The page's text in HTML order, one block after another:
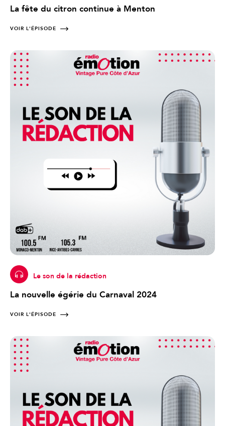
La fête du citron continue à Menton
VOIR L'ÉPISODE
Le son de la rédaction
La nouvelle égérie du Carnaval 2024
VOIR L'ÉPISODE